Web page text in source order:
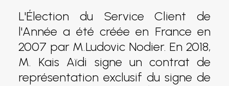
L'Élection du Service Client de
l'Année a été créée en France en
2007 par M.Ludovic Nodier. En 2018,
M. Kais Aïdi signe un contrat de
représentation exclusif du signe de